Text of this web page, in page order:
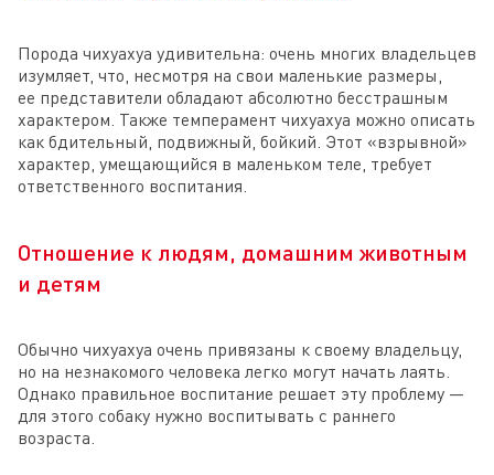
Порода чихуахуа удивительна: очень многих владельцев
изумляет, что, несмотря на свои маленькие размеры,
ее представители обладают абсолютно бесстрашным
характером. Также темперамент чихуахуа можно описать
как бдительный, подвижный, бойкий. Этот «взрывной»
характер, умещающийся в маленьком теле, требует
ответственного воспитания.
Отношение к людям, домашним животным
и детям
Обычно чихуахуа очень привязаны к своему владельцу,
но на незнакомого человека легко могут начать лаять.
Однако правильное воспитание решает эту проблему —
для этого собаку нужно воспитывать с раннего
возраста.